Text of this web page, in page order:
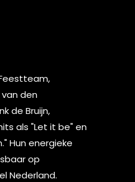
den
de Bruijn,
als "Let it be" en
Hun energieke
op
Nederland.